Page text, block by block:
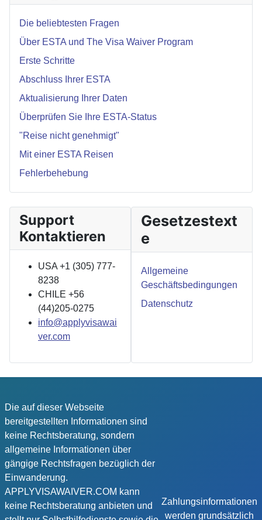
Die beliebtesten Fragen
Über ESTA und The Visa Waiver Program
Erste Schritte
Abschluss Ihrer ESTA
Aktualisierung Ihrer Daten
Überprüfen Sie Ihre ESTA-Status
"Reise nicht genehmigt"
Mit einer ESTA Reisen
Fehlerbehebung
Support
Kontaktieren
USA +1 (305) 777-
8238
CHILE +56
(44)205-0275
info@applyvisawai
ver.com
Gesetzestext
e
Allgemeine
Geschäftsbedingungen
Datenschutz
Die auf dieser Webseite
bereitgestellten Informationen sind
keine Rechtsberatung, sondern
allgemeine Informationen über
gängige Rechtsfragen bezüglich der
Einwanderung.
APPLYVISAWAIVER.COM kann
keine Rechtsberatung anbieten und
Zahlungsinformationen
werden grundsätzlich